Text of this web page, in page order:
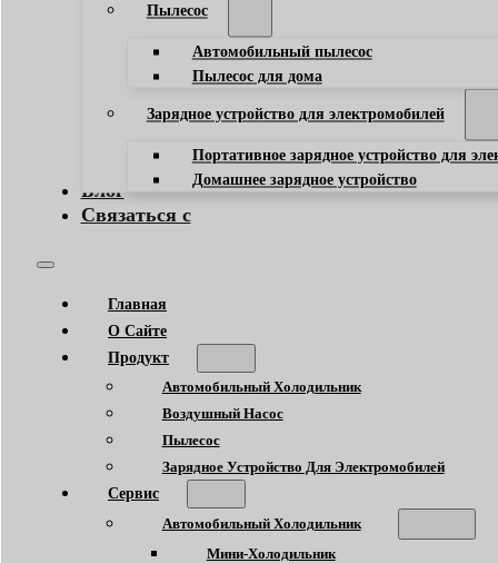
Пылесос
Автомобильный пылесос
Пылесос для дома
Зарядное устройство для электромобилей
Портативное зарядное устройство для
Домашнее зарядное устройство
Блог
Связаться с
Главная
О Сайте
Продукт
Автомобильный Холодильник
Воздушный Насос
Пылесос
Зарядное Устройство Для Электромобилей
Сервис
Автомобильный Холодильник
Мини-Холодильник